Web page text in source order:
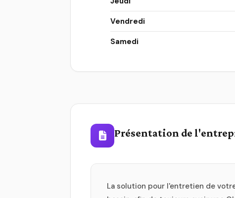
Vendredi
Samedi
Présentation de
La solution pour l'entretien de